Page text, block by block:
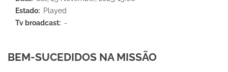
Estado
Played
Tv broadcast
-
BEM-SUCEDIDOS NA MISSÃO